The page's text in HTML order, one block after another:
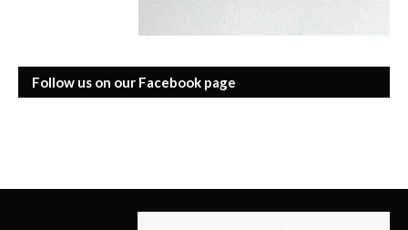
Follow us on our Facebook page